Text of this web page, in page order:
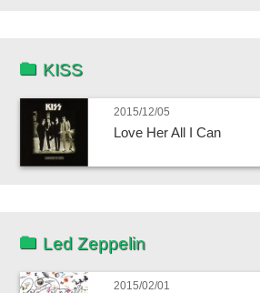
KISS
2015/12/05
Love Her All I Can
Led Zeppelin
2015/02/01